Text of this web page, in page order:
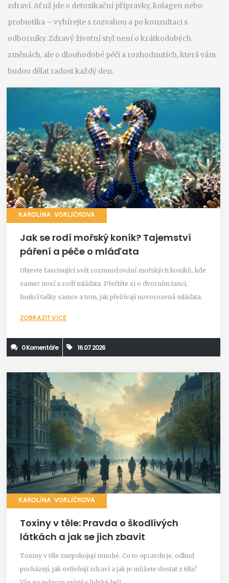
zdraví. Ať už jde o detoxikační přípravky, kolagen nebo
probiotika – vybírejte s rozvahou a po konzultaci s
odborníky. Zdravý životní styl není o krátkodobých
změnách, ale o dlouhodobé péči a rozhodnutích, která vám
budou dělat radost každý den.
KAROLÍNA VORLÍČKOVÁ
Jak se rodí mořský koník? Tajemství
páření a péče o mláďata
Objevte fascinující svět rozmnožování mořských koníků, kde
samec nosí a rodí mláďata. Přečtěte si o dvorním tanci,
funkcí tašky samce a tom, jak přežívají novorozená mláďata.
ZOBRAZIT VÍCE
0 Komentáře 16.07.2026
KAROLÍNA VORLÍČKOVÁ
Toxiny v těle: Pravda o škodlivých
látkách a jak se jich zbavit
Toxiny v těle znepokojují mnohé. Co to opravdu je, odkud
pocházejí, jak ovlivňují zdraví a jak je můžete dostat z těla?